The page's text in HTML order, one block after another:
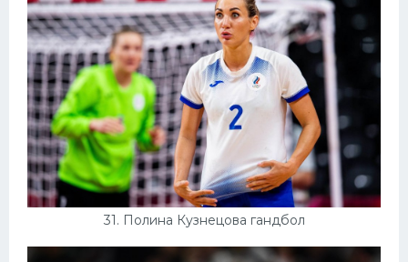
31. Полина Кузнецова гандбол